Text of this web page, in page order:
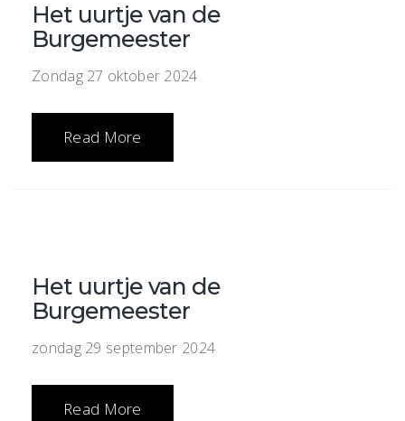
Het uurtje van de
Burgemeester
Zondag 27 oktober 2024
Read More
Het uurtje van de
Burgemeester
zondag 29 september 2024
Read More